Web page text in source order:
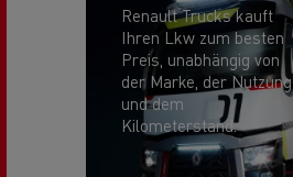
Renault Trucks kauft
Ihren Lkw zum besten
Preis, unabhängig von
der Marke, der Nutzung
und dem
Kilometerstand.